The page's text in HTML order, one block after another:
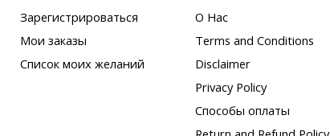
Зарегистрироваться
Мои заказы
Список моих желаний
О Нас
Terms and Conditions
Disclaimer
Privacy Policy
Способы оплаты